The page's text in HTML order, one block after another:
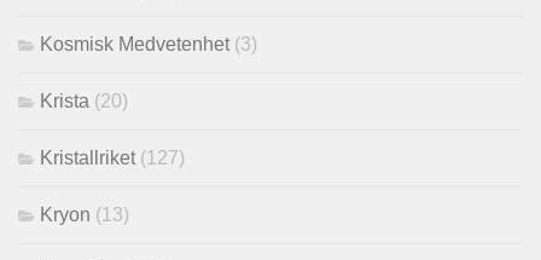
Kosmisk Medvetenhet (3)
Krista (20)
Kristallriket (127)
Kryon (13)